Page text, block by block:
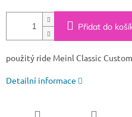
Přidat do
použitý ride Meinl Classic
Detailní informace